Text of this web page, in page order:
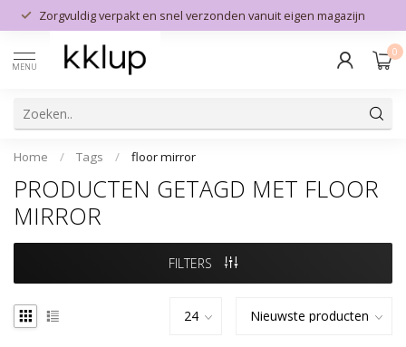
Zorgvuldig verpakt en snel verzonden vanuit eigen magazijn
MENU
0
Home / Tags / floor mirror
PRODUCTEN GETAGD MET FLOOR
MIRROR
FILTERS